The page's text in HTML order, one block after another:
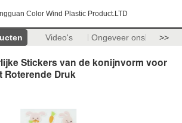
Color Wind Plastic Product.LTD
Video's Ongeveer ons >>
Stickers van de konijnvorm voor
Roterende Druk